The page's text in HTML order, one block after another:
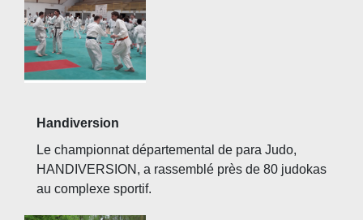
Handiversion
Le championnat départemental de para Judo,
HANDIVERSION, a rassemblé près de 80 judokas
au complexe sportif.